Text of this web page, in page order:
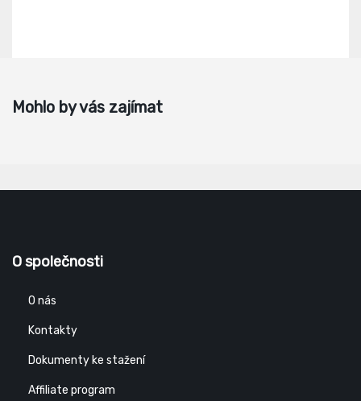
Mohlo by vás zajímat
O společnosti
O nás
Kontakty
Dokumenty ke stažení
Affiliate program